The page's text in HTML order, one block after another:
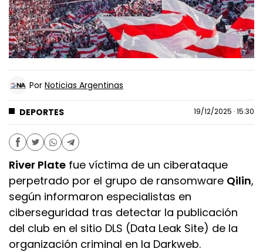
DEPORTES
Por Noticias Argentinas
19/12/2025 · 15:30
River Plate fue víctima de un ciberataque
perpetrado por el grupo de ransomware Qilin,
según informaron especialistas en
ciberseguridad tras detectar la publicación
del club en el sitio DLS (Data Leak Site) de la
organización criminal en la Darkweb.